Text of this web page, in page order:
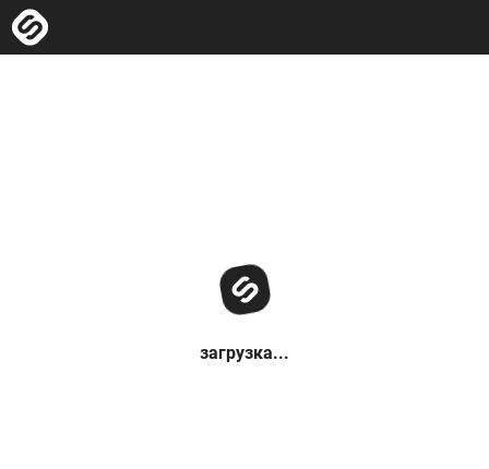
загрузка...